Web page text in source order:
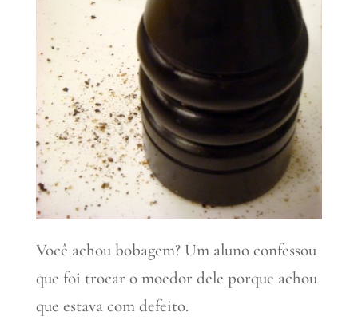
Você achou bobagem? Um aluno confessou
que foi trocar o moedor dele porque achou
que estava com defeito.